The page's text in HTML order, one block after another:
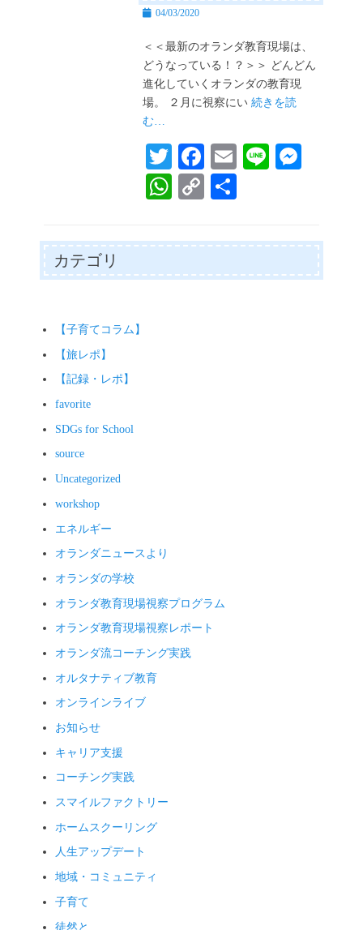
投
日
04/03/2020
＜＜最新のオランダ教育現場は、
どうなっている！？＞＞ どんどん
進化していくオランダの教育現
場。 ２月に視察にい続きを読
む…
T
wi
tte
r
Fa
ce
bo
ok
E
Li
ng
er
W
ts
C
y
カテゴリ
【子育てコラム】
【旅レポ】
【記録・レポ】
favorite
SDGs for School
source
Uncategorized
workshop
エネルギー
オランダニュースより
オランダの学校
オランダ教育現場視察プログラム
オランダ教育現場視察レポート
オランダ流コーチング実践
オルタナティブ教育
オンラインライブ
お知らせ
キャリア支援
コーチング実践
スマイルファクトリー
ホームスクーリング
人生アップデート
地域・コミュニティ
子育て
徒然と